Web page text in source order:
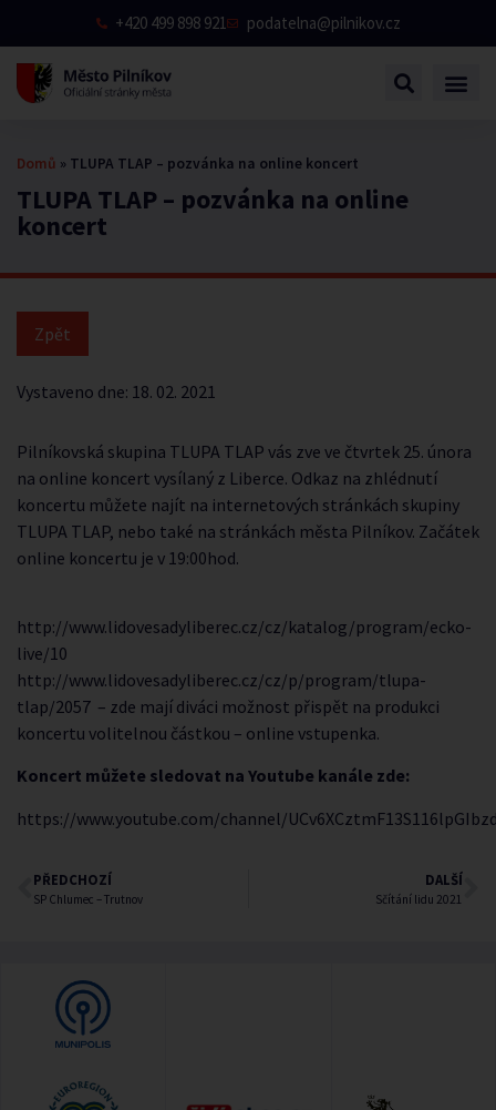
+420 499 898 921 podatelna@pilnikov.cz
TLUPA TLAP – pozvánka na online
koncert
Domů » TLUPA TLAP – pozvánka na online koncert
Vystaveno dne: 18. 02. 2021
Pilníkovská skupina TLUPA TLAP vás zve ve čtvrtek 25. února
na online koncert vysílaný z Liberce. Odkaz na zhlédnutí
koncertu můžete najít na internetových stránkách skupiny
TLUPA TLAP, nebo také na stránkách města Pilníkov. Začátek
online koncertu je v 19:00hod.
http://www.lidovesadyliberec.cz/cz/katalog/program/ecko-
live/10
http://www.lidovesadyliberec.cz/cz/p/program/tlupa-
tlap/2057 – zde mají diváci možnost přispět na produkci
koncertu volitelnou částkou – online vstupenka.
Koncert můžete sledovat na Youtube kanále zde:
https://www.youtube.com/channel/
PŘEDCHOZÍ
SP Chlumec – Trutnov
DALŠÍ
Sčítání lidu 2021